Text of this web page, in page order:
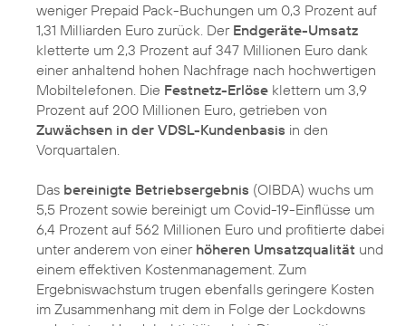
weniger Prepaid Pack-Buchungen um 0,3 Prozent auf
1,31 Milliarden Euro zurück. Der Endgeräte-Umsatz
kletterte um 2,3 Prozent auf 347 Millionen Euro dank
einer anhaltend hohen Nachfrage nach hochwertigen
Mobiltelefonen. Die Festnetz-Erlöse klettern um 3,9
Prozent auf 200 Millionen Euro, getrieben von
Zuwächsen in der VDSL-Kundenbasis in den
Vorquartalen.
Das bereinigte Betriebsergebnis (OIBDA) wuchs um
5,5 Prozent sowie bereinigt um Covid-19-Einflüsse um
6,4 Prozent auf 562 Millionen Euro und profitierte dabei
unter anderem von einer höheren Umsatzqualität und
einem effektiven Kostenmanagement. Zum
Ergebniswachstum trugen ebenfalls geringere Kosten
im Zusammenhang mit dem in Folge der Lockdowns